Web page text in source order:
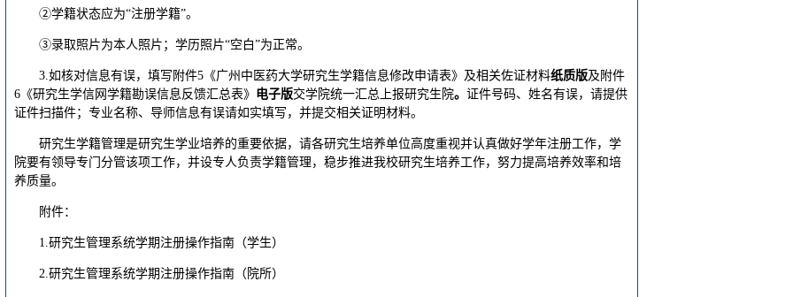
②学籍状态应为“注册学籍”。
③录取照片为本人照片；学历照片“空白”为正常。
3.如核对信息有误，填写附件5《广州中医药大学研究生学籍信息修改申请表》及相关佐证材料纸质版及附件
6《研究生学信网学籍勘误信息反馈汇总表》 电子版交学院统一汇总上报研究生院。 证件号码、姓名有误，请提供
证件扫描件；专业名称、导师信息有误请如实填写，并提交相关证明材料。
研究生学籍管理是研究生学业培养的重要依据，请各研究生培养单位高度重视并认真做好学年注册工作，学
院要有领导专门分管该项工作，并设专人负责学籍管理，稳步推进我校研究生培养工作，努力提高培养效率和培
养质量。
附件：
1.研究生管理系统学期注册操作指南（学生）
2.研究生管理系统学期注册操作指南（院所）